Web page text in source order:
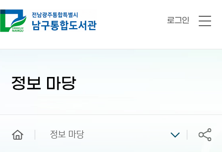
로그인
전
정보 마당
정보 마당 공유